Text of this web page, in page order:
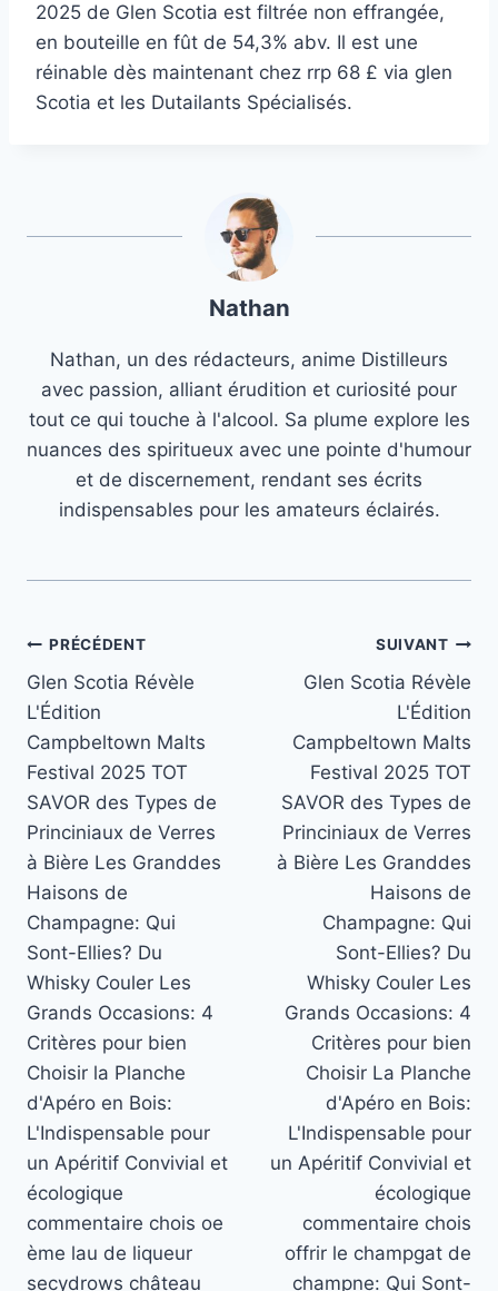
2025 de Glen Scotia est filtrée non effrangée,
en bouteille en fût de 54,3% abv. Il est une
réinable dès maintenant chez rrp 68 £ via glen
Scotia et les Dutailants Spécialisés.
Nathan
Nathan, un des rédacteurs, anime Distilleurs
avec passion, alliant érudition et curiosité pour
tout ce qui touche à l'alcool. Sa plume explore les
nuances des spiritueux avec une pointe d'humour
et de discernement, rendant ses écrits
indispensables pour les amateurs éclairés.
Navigation
de
l’article
PRÉCÉDENT
Glen Scotia Révèle
L'Édition
Campbeltown Malts
Festival 2025 TOT
SAVOR des Types de
Princiniaux de Verres
à Bière Les Granddes
Haisons de
Champagne: Qui
Sont-Ellies? Du
Whisky Couler Les
Grands Occasions: 4
Critères pour bien
Choisir la Planche
d'Apéro en Bois:
L'Indispensable pour
un Apéritif Convivial et
écologique
commentaire chois oe
ème lau de liqueur
secydrows château
SUIVANT
Glen Scotia Révèle
L'Édition
Campbeltown Malts
Festival 2025 TOT
SAVOR des Types de
Princiniaux de Verres
à Bière Les Granddes
Haisons de
Champagne: Qui
Sont-Ellies? Du
Whisky Couler Les
Grands Occasions: 4
Critères pour bien
Choisir La Planche
d'Apéro en Bois:
L'Indispensable pour
un Apéritif Convivial et
écologique
commentaire chois
offrir le champgat de
champne: Qui Sont-